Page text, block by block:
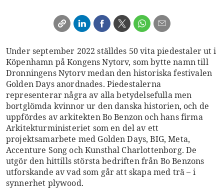
Under september 2022 ställdes 50 vita piedestaler ut i
Köpenhamn på Kongens Nytorv, som bytte namn till
Dronningens Nytorv medan den historiska festivalen
Golden Days anordnades. Piedestalerna
representerar några av alla betydelsefulla men
bortglömda kvinnor ur den danska historien, och de
uppfördes av arkitekten Bo Benzon och hans firma
Arkitekturministeriet som en del av ett
projektsamarbete med Golden Days, BIG, Meta,
Accenture Song och Kunsthal Charlottenborg. De
utgör den hittills största bedriften från Bo Benzons
utforskande av vad som går att skapa med trä – i
synnerhet plywood.